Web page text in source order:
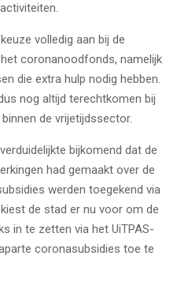
volledig aan bij de
coronanoodfonds, namelijk
die extra hulp nodig hebben.
nog altijd terechtkomen bij
de vrijetijdssector.
bijkomend dat de
had gemaakt over de
werden toegekend via
de stad er nu voor om de
in te zetten via het UiTPAS-
coronasubsidies toe te